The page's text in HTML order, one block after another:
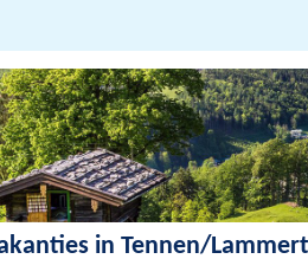
in Tennen/